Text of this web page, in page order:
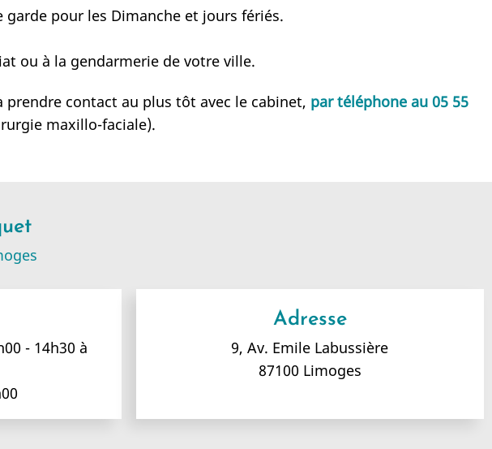
pour les Dimanche et jours fériés.
ou à la gendarmerie de votre ville.
contact au plus tôt avec le cabinet, par téléphone au 05 55
maxillo-faciale).
- 14h30 à
Adresse
9, Av. Emile Labussière
87100 Limoges